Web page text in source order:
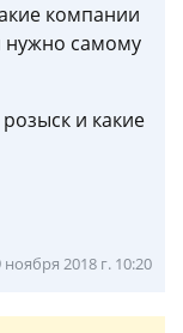
компании
нужно самому
и какие
ноября 2018 г. 10:20